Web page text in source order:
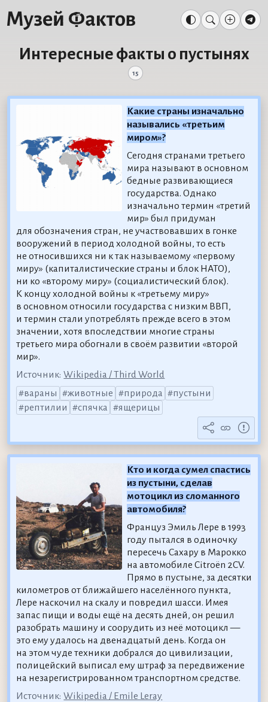
Интересные факты о пустынях
15
Какие страны изначально
назывались «третьим
миром»?
Сегодня странами третьего
мира называют в основном
бедные развивающиеся
государства. Однако
изначально термин «третий
мир» был придуман
для обозначения стран, не участвовавших в гонке
вооружений в период холодной войны, то есть
не относившихся ни к так называемому «первому
миру» (капиталистические страны и блок НАТО),
ни ко «второму миру» (социалистический блок).
К концу холодной войны к «третьему миру»
в основном относили государства с низким ВВП,
и термин стали употреблять прежде всего в этом
значении, хотя впоследствии многие страны
третьего мира обогнали в своём развитии «второй
мир».
Источник: Wikipedia / Third World
вараны
животные природа
пустыни
рептилии
спячка ящерицы
Кто и когда сумел спастись
из пустыни, сделав
мотоцикл из сломанного
автомобиля?
Француз Эмиль Лере в 1993
году пытался в одиночку
пересечь Сахару в Марокко
на автомобиле Citroën 2CV.
Прямо в пустыне, за десятки
километров от ближайшего населённого пункта,
Лере наскочил на скалу и повредил шасси. Имея
запас пищи и воды ещё на десять дней, он решил
разобрать машину и соорудить из неё мотоцикл —
это ему удалось на двенадцатый день. Когда он
на этом чуде техники добрался до цивилизации,
полицейский выписал ему штраф за передвижение
на незарегистрированном транспортном средстве.
Источник: Wikipedia / Emile Leray